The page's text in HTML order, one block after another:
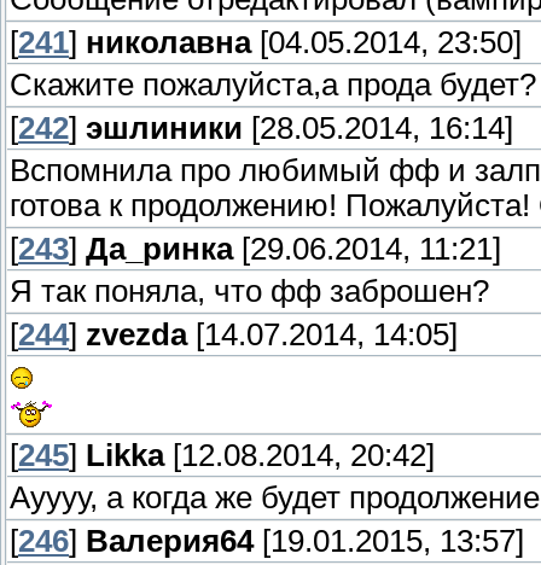
[241] николавна[04.05.2014, 23:50]
Скажите пожалуйста,а прода будет?
[242] эшлиники [28.05.2014, 16:14]
Вспомнила про любимый фф и
готова к продолжению!
[243] Да_ринка[29.06.2014, 11:21]
Я так поняла, что фф заброшен?
[244] zvezda[14.07.2014, 14:05]
[245] Likka[12.08.2014, 20:42]
Ауууу, а когда же будет
[246] Валерия64[19.01.2015, 13:57]